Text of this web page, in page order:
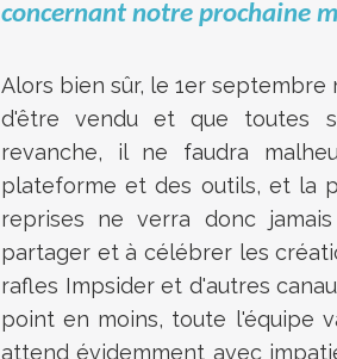
concernant notre prochaine
Alors bien sûr, le 1er septembre
d'être vendu et que toutes
revanche, il ne faudra
plateforme et des outils, et la
reprises ne verra donc
partager et à célébrer les
rafles Impsider et d'autres
point en moins, toute l'équipe
attend évidemment avec